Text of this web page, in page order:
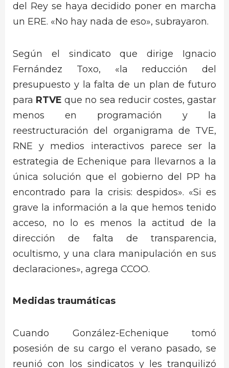
del Rey se haya decidido poner en marcha
un ERE. «No hay nada de eso», subrayaron.
Según el sindicato que dirige Ignacio
Fernández Toxo, «la reducción del
presupuesto y la falta de un plan de futuro
para RTVE que no sea reducir costes, gastar
menos en programación y la
reestructuración del organigrama de TVE,
RNE y medios interactivos parece ser la
estrategia de Echenique para llevarnos a la
única solución que el gobierno del PP ha
encontrado para la crisis: despidos». «Si es
grave la información a la que hemos tenido
acceso, no lo es menos la actitud de la
dirección de falta de transparencia,
ocultismo, y una clara manipulación en sus
declaraciones», agrega CCOO.
Medidas traumáticas
Cuando González-Echenique tomó
posesión de su cargo el verano pasado, se
reunió con los sindicatos y les tranquilizó